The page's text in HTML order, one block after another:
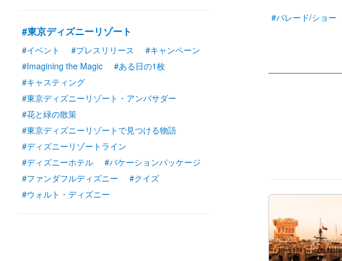
#パレード/ショー
#東京ディズニーリゾート
#イベント #プレスリリース
#キャンペーン
#Imagining the Magic
#ある日の1枚
#キャスティング
#東京ディズニーリゾート・アンバサダー
#花と緑の散策
#東京ディズニーリゾートで見つける物語
#ディズニーリゾートライン
#ディズニーホテル
#バケーションパッケージ
#ファンダフルディズニー
#クイズ
#ウォルト・ディズニー